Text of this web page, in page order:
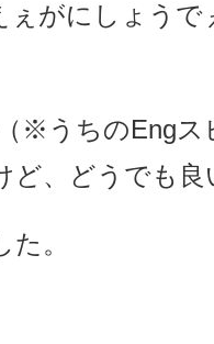
ぇがにしょう
（※うちのEng
ど、どうでも良
。